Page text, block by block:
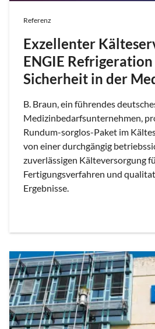
Referenz
Exzellenter
ENGIE
Sicherheit in der
B. Braun, ein führendes
Medizinbedarfsunternehmen,
Rundum-sorglos-Paket im
von einer durchgängig
zuverlässigen Kälteversorgung
Fertigungsverfahren und
Ergebnisse.